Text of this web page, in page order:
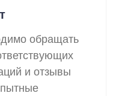
обращать
и отзывы